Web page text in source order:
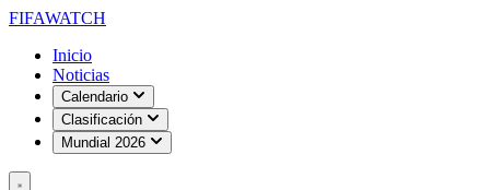
FIFAWATCH
Inicio
Noticias
Calendario
Clasificación
Mundial 2026